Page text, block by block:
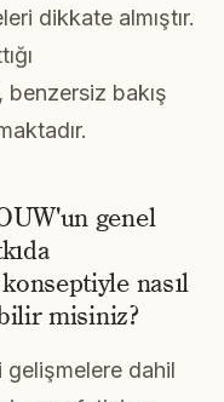
dikkate almıştır.
bakış
genel
nasıl
misiniz?
gelişmelere dahil